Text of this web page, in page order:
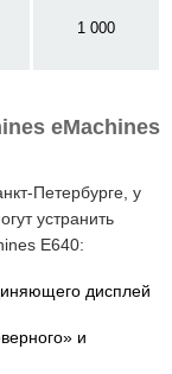
1 000
eMachines
Петербурге, у
устранить
E640:
дисплей
и